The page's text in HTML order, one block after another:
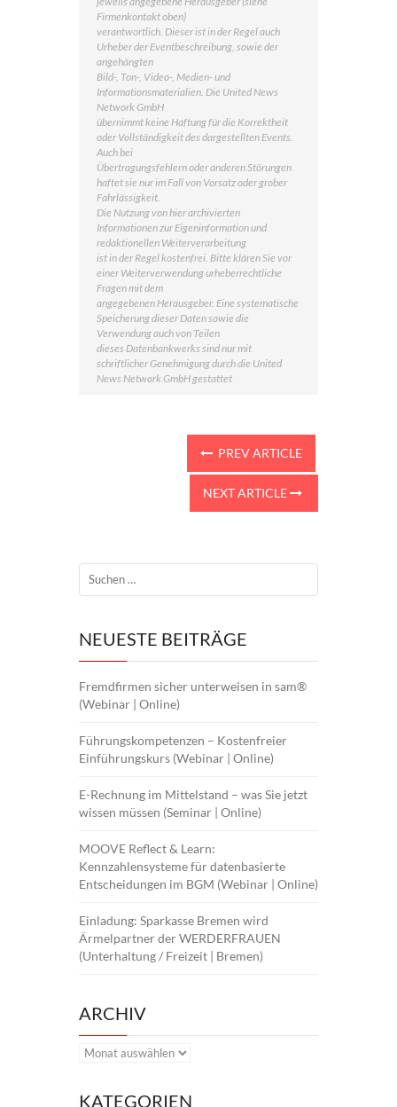
Firmenkontakt oben)
verantwortlich. Dieser ist in der Regel auch
Urheber der Eventbeschreibung, sowie der
angehängten
Bild-, Ton-, Video-, Medien- und
Informationsmaterialien. Die United News
Network GmbH
übernimmt keine Haftung für die Korrektheit
oder Vollständigkeit des dargestellten Events.
Auch bei
Übertragungsfehlern oder anderen Störungen
haftet sie nur im Fall von Vorsatz oder grober
Fahrlässigkeit.
Die Nutzung von hier archivierten
Informationen zur Eigeninformation und
redaktionellen Weiterverarbeitung
ist in der Regel kostenfrei. Bitte klären Sie vor
einer Weiterverwendung urheberrechtliche
Fragen mit dem
angegebenen Herausgeber. Eine systematische
Speicherung dieser Daten sowie die
Verwendung auch von Teilen
dieses Datenbankwerks sind nur mit
schriftlicher Genehmigung durch die United
News Network GmbH gestattet
PREV ARTICLE
NEXT ARTICLE
NEUESTE BEITRÄGE
Fremdfirmen sicher unterweisen in sam®
(Webinar | Online)
Führungskompetenzen – Kostenfreier
Einführungskurs (Webinar | Online)
E-Rechnung im Mittelstand – was Sie jetzt
wissen müssen (Seminar | Online)
MOOVE Reflect & Learn:
Kennzahlensysteme für datenbasierte
Entscheidungen im BGM (Webinar | Online)
Einladung: Sparkasse Bremen wird
Ärmelpartner der WERDERFRAUEN
(Unterhaltung / Freizeit | Bremen)
ARCHIV
Archiv
KATEGORIEN